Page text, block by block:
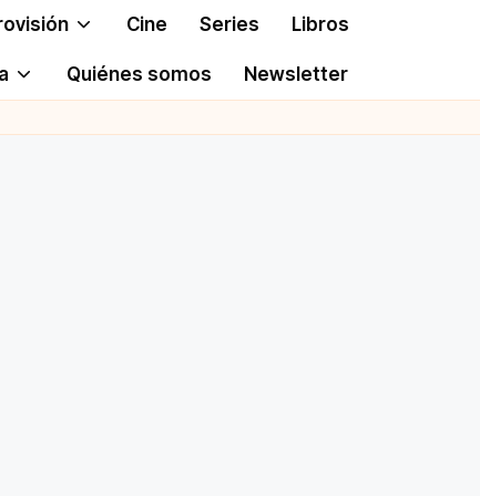
Cine Series Libros
Quiénes somos Newsletter